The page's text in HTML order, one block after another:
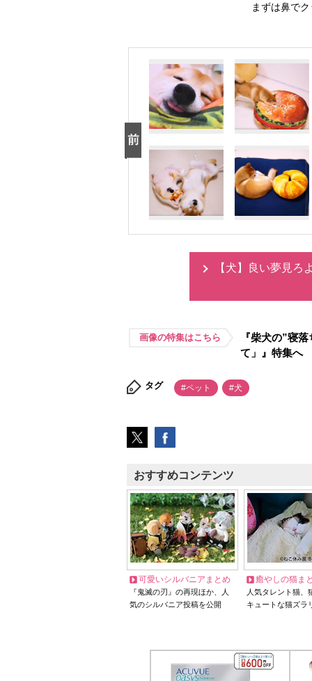
まずは鼻で
【犬】良い夢見
画像の特集はこちら
『柴犬の”寝
て」』特集へ
タグ #ペット #犬
おすすめコンテンツ
可愛いシルバニアまとめ
『鬼滅の刃』の再現ほか、人
気のシルバニア投稿を公開
癒やしの猫ま
人気タレント猫
キュートな猫ズラ